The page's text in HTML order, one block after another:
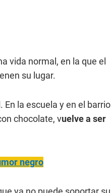
vida normal, en la que el
su lugar.
En la escuela y en el barrio
chocolate, vuelve a ser
negro